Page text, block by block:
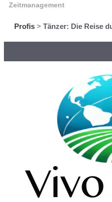
Zeitmanagement
Profis > Tänzer: Die Reise